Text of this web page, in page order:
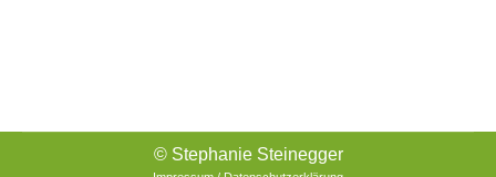
© Stephanie Steinegger